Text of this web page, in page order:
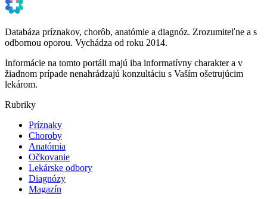
Databáza príznakov, chorôb, anatómie a diagnóz. Zrozumiteľne a s
odbornou oporou. Vychádza od roku 2014.
Informácie na tomto portáli majú iba informatívny charakter a v
žiadnom prípade nenahrádzajú konzultáciu s Vaším ošetrujúcim
lekárom.
Rubriky
Príznaky
Choroby
Anatómia
Očkovanie
Lekárske odbory
Diagnózy
Magazín